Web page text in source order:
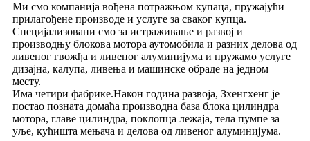
Ми смо компанија вођена потражњом купаца, пружајући
прилагођене производе и услуге за сваког купца.
Специјализовани смо за истраживање и развој и
производњу блокова мотора аутомобила и разних делова од
ливеног гвожђа и ливеног алуминијума и пружамо услуге
дизајна, калупа, ливења и машинске обраде на једном
месту.
Има четири фабрике.Након година развоја, Зхенгхенг је
постао позната домаћа производна база блока цилиндра
мотора, главе цилиндра, поклопца лежаја, тела пумпе за
уље, кућишта мењача и делова од ливеног алуминијума.